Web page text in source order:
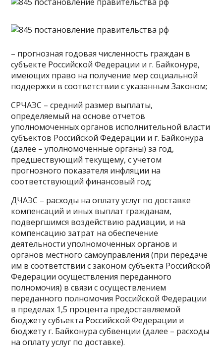
– прогнозная годовая численность граждан в
субъекте Российской Федерации и г. Байконуре,
имеющих право на получение мер социальной
поддержки в соответствии с указанным Законом;
СРЧАЭС – средний размер выплаты,
определяемый на основе отчетов
уполномоченных органов исполнительной власти
субъектов Российской Федерации и г. Байконура
(далее – уполномоченные органы) за год,
предшествующий текущему, с учетом
прогнозного показателя инфляции на
соответствующий финансовый год;
ДЧАЭС – расходы на оплату услуг по доставке
компенсаций и иных выплат гражданам,
подвергшимся воздействию радиации, и на
компенсацию затрат на обеспечение
деятельности уполномоченных органов и
органов местного самоуправления (при передаче
им в соответствии с законом субъекта Российской
Федерации осуществления переданного
полномочия) в связи с осуществлением
переданного полномочия Российской Федерации
в пределах 1,5 процента предоставляемой
бюджету субъекта Российской Федерации и
бюджету г. Байконура субвенции (далее – расходы
на оплату услуг по доставке).